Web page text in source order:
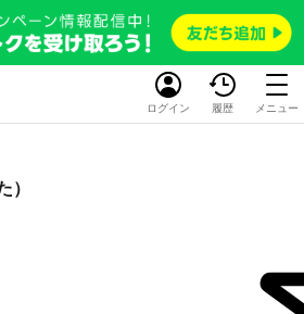
ログイン 履歴 メニュー
）